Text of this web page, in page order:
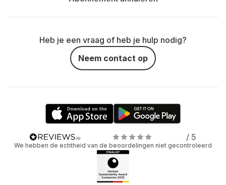
Heb je een vraag of heb je hulp nodig?
Neem contact op
/ 5
We hebben de echtheid van de beoordelingen niet gecontroleerd